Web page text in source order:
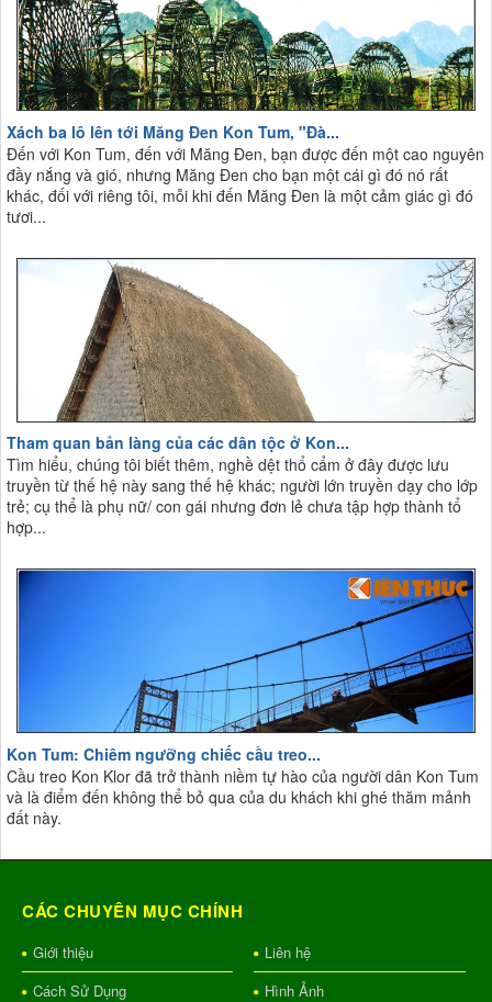
Xách ba lô lên tới Măng Đen Kon Tum, "Đà...
Đến với Kon Tum, đến với Măng Đen, bạn được đến một cao nguyên
đầy nắng và gió, nhưng Măng Đen cho bạn một cái gì đó nó rất
khác, đối với riêng tôi, mỗi khi đến Măng Đen là một cảm giác gì đó
tươi...
Tham quan bản làng của các dân tộc ở Kon...
Tìm hiểu, chúng tôi biết thêm, nghề dệt thổ cẩm ở đây được lưu
truyền từ thế hệ này sang thế hệ khác; người lớn truyền dạy cho lớp
trẻ; cụ thể là phụ nữ/ con gái nhưng đơn lẻ chưa tập hợp thành tổ
hợp...
Kon Tum: Chiêm ngưỡng chiếc cầu treo...
Cầu treo Kon Klor đã trở thành niềm tự hào của người dân Kon Tum
và là điểm đến không thể bỏ qua của du khách khi ghé thăm mảnh
đất này.
CÁC CHUYÊN MỤC CHÍNH
Giới thiệu
Liên hệ
Cách Sử Dụng
Hình Ảnh